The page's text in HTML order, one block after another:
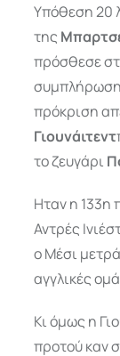
Υπόθεση 20
της
πρόσθεσε
συμπλήρωση
πρόκριση
Γιουνάιτεντ
το ζευγάρι
Ηταν η 133η
Αντρές
ο Μέσι
αγγλικές
Κι όμως η
προτού καν